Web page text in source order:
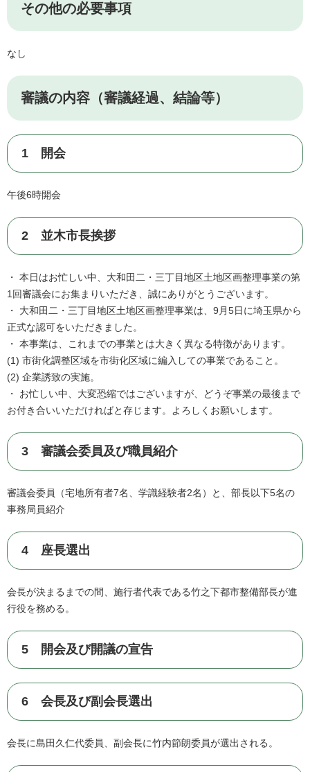
その他の必要事項
なし
審議の内容（審議経過、結論等）
1 開会
午後6時開会
2 並木市長挨拶
・ 本日はお忙しい中、大和田二・三丁目地区土地区画整理事業の第
1回審議会にお集まりいただき、誠にありがとうございます。
・ 大和田二・三丁目地区土地区画整理事業は、9月5日に埼玉県から
正式な認可をいただきました。
・ 本事業は、これまでの事業とは大きく異なる特徴があります。
(1) 市街化調整区域を市街化区域に編入しての事業であること。
(2) 企業誘致の実施。
・ お忙しい中、大変恐縮ではございますが、どうぞ事業の最後まで
お付き合いいただければと存じます。よろしくお願いします。
3 審議会委員及び職員紹介
審議会委員（宅地所有者7名、学識経験者2名）と、部長以下5名の
事務局員紹介
4 座長選出
会長が決まるまでの間、施行者代表である竹之下都市整備部長が進
行役を務める。
5 開会及び開議の宣告
6 会長及び副会長選出
会長に島田久仁代委員、副会長に竹内節朗委員が選出される。